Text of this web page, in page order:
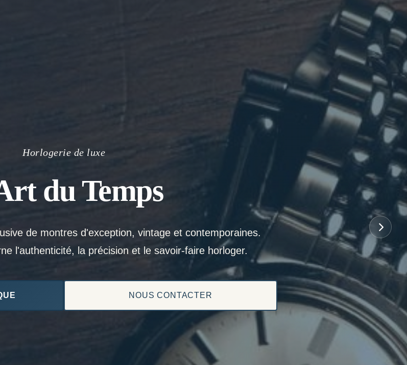
Horlogerie de luxe
du Temps
de montres d'exception, vintage et contemporaines.
l'authenticité, la précision et le savoir-faire horloger.
NOUS CONTACTER